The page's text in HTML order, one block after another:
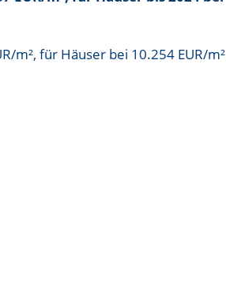
m², für Häuser bei 10.254 EUR/m²